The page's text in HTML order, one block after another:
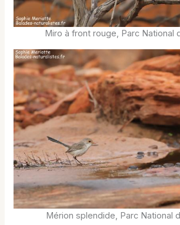
Miro à front rouge, Parc National
Mérion splendide, Parc National